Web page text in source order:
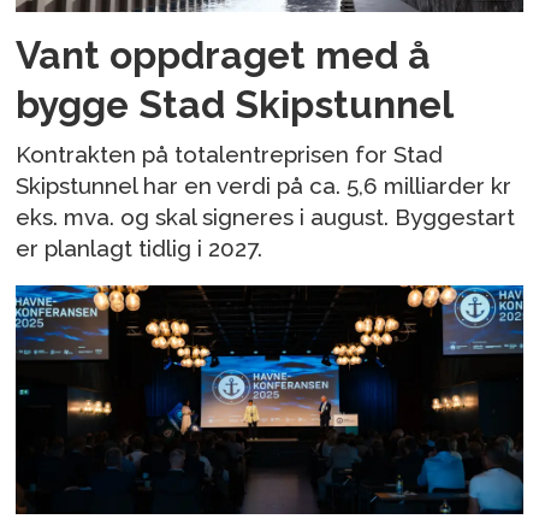
Vant oppdraget med å
bygge Stad Skipstunnel
Kontrakten på totalentreprisen for Stad
Skipstunnel har en verdi på ca. 5,6 milliarder kr
eks. mva. og skal signeres i august. Byggestart
er planlagt tidlig i 2027.